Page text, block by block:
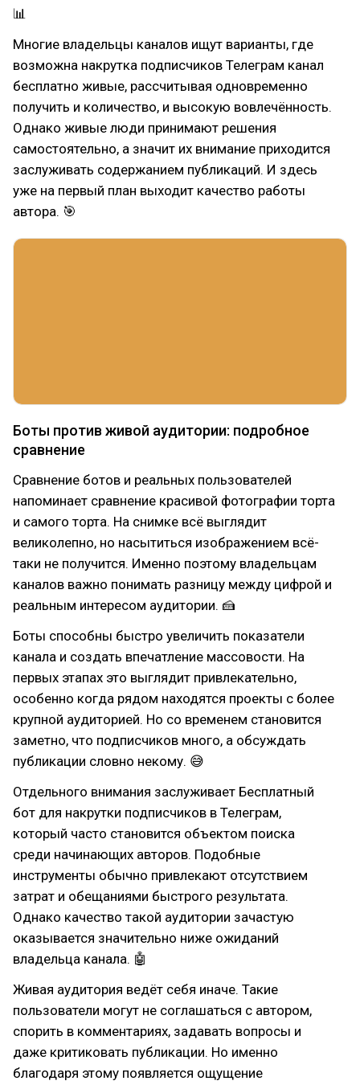
📊
Многие владельцы каналов ищут варианты, где
возможна накрутка подписчиков Телеграм канал
бесплатно живые, рассчитывая одновременно
получить и количество, и высокую вовлечённость.
Однако живые люди принимают решения
самостоятельно, а значит их внимание приходится
заслуживать содержанием публикаций. И здесь
уже на первый план выходит качество работы
автора. 🎯
Боты против живой аудитории: подробное
сравнение
Сравнение ботов и реальных пользователей
напоминает сравнение красивой фотографии торта
и самого торта. На снимке всё выглядит
великолепно, но насытиться изображением всё-
таки не получится. Именно поэтому владельцам
каналов важно понимать разницу между цифрой и
реальным интересом аудитории. 🍰
Боты способны быстро увеличить показатели
канала и создать впечатление массовости. На
первых этапах это выглядит привлекательно,
особенно когда рядом находятся проекты с более
крупной аудиторией. Но со временем становится
заметно, что подписчиков много, а обсуждать
публикации словно некому. 😅
Отдельного внимания заслуживает Бесплатный
бот для накрутки подписчиков в Телеграм,
который часто становится объектом поиска
среди начинающих авторов. Подобные
инструменты обычно привлекают отсутствием
затрат и обещаниями быстрого результата.
Однако качество такой аудитории зачастую
оказывается значительно ниже ожиданий
владельца канала. 🤖
Живая аудитория ведёт себя иначе. Такие
пользователи могут не соглашаться с автором,
спорить в комментариях, задавать вопросы и
даже критиковать публикации. Но именно
благодаря этому появляется ощущение